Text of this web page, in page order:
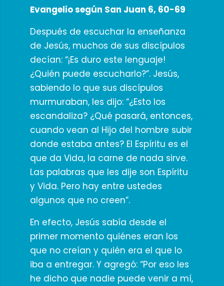
Evangelio según San Juan 6, 60-69
Después de escuchar la enseñanza
de Jesús, muchos de sus discípulos
decían: “¡Es duro este lenguaje!
¿Quién puede escucharlo?”. Jesús,
sabiendo lo que sus discípulos
murmuraban, les dijo: “¿Esto los
escandaliza? ¿Qué pasará, entonces,
cuando vean al Hijo del hombre subir
donde estaba antes? El Espíritu es el
que da Vida, la carne de nada sirve.
Las palabras que les dije son Espíritu
y Vida. Pero hay entre ustedes
algunos que no creen”.
En efecto, Jesús sabía desde el
primer momento quiénes eran los
que no creían y quién era el que lo
iba a entregar. Y agregó: “Por eso les
he dicho que nadie puede venir a mí,